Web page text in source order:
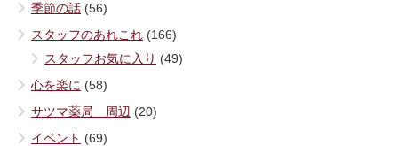
季節の話 (56)
スタッフのあれこれ (166)
スタッフお気に入り (49)
心を楽に (58)
サツマ薬局 周辺 (20)
イベント (69)